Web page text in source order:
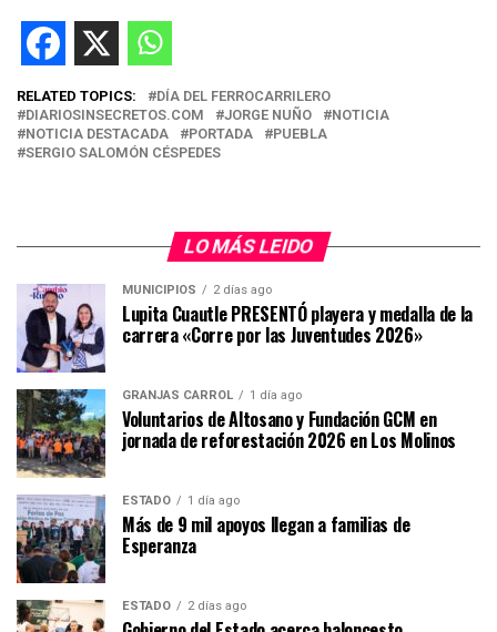
RELATED TOPICS:
DÍA DEL FERROCARRILERO
DIARIOSINSECRETOS.COM
JORGE NUÑO
NOTICIA
NOTICIA DESTACADA
PORTADA
PUEBLA
SERGIO SALOMÓN CÉSPEDES
LO MÁS LEIDO
MUNICIPIOS 2 días ago
Lupita Cuautle PRESENTÓ playera y medalla de la
carrera «Corre por las Juventudes 2026»
GRANJAS CARROL 1 día ago
Voluntarios de Altosano y Fundación GCM en
jornada de reforestación 2026 en Los Molinos
ESTADO 1 día ago
Más de 9 mil apoyos llegan a familias de
Esperanza
ESTADO 2 días ago